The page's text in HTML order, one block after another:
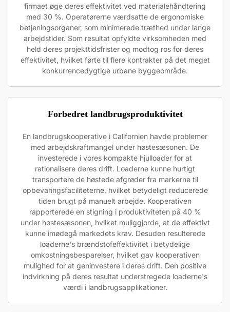
firmaet øge deres effektivitet ved materialehåndtering
med 30 %. Operatørerne værdsatte de ergonomiske
betjeningsorganer, som minimerede træthed under lange
arbejdstider. Som resultat opfyldte virksomheden med
held deres projekttidsfrister og modtog ros for deres
effektivitet, hvilket førte til flere kontrakter på det meget
konkurrencedygtige urbane byggeområde.
Forbedret landbrugsproduktivitet
En landbrugskooperative i Californien havde problemer
med arbejdskraftmangel under høstesæsonen. De
investerede i vores kompakte hjulloader for at
rationalisere deres drift. Loaderne kunne hurtigt
transportere de høstede afgrøder fra markerne til
opbevaringsfaciliteterne, hvilket betydeligt reducerede
tiden brugt på manuelt arbejde. Kooperativen
rapporterede en stigning i produktiviteten på 40 %
under høstesæsonen, hvilket muliggjorde, at de effektivt
kunne imødegå markedets krav. Desuden resulterede
loaderne's brændstofeffektivitet i betydelige
omkostningsbesparelser, hvilket gav kooperativen
mulighed for at geninvestere i deres drift. Den positive
indvirkning på deres resultat understregede loaderne's
værdi i landbrugsapplikationer.